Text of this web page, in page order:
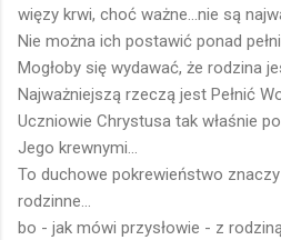
więzy krwi, choć ważne...nie są
Nie można ich postawić ponad
Mogłoby się wydawać, że rodzina
Najważniejszą rzeczą jest Pełnić
Uczniowie Chrystusa tak właśnie
Jego krewnymi...
To duchowe pokrewieństwo
rodzinne...
bo - jak mówi przysłowie - z